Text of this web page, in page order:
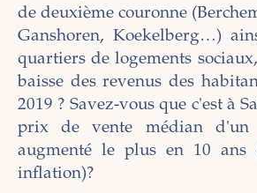
de deuxième couronne
Ganshoren, Koekelberg…)
quartiers de logements
baisse des revenus des
2019 ? Savez-vous que c'est à
prix de vente médian d'un
augmenté le plus en 10 ans
inflation)?